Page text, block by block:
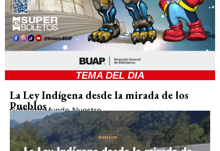
TEMA DEL DIA
La Ley Indígena desde la mirada de los
Pueblos
GobiernoMundo Nuestro